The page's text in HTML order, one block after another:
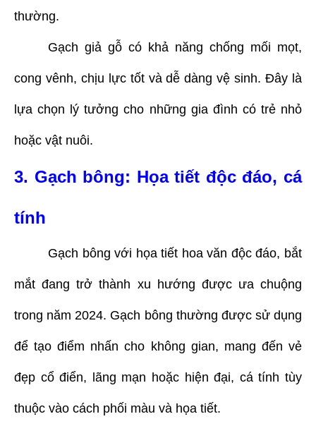
thường.
Gạch giả gỗ có khả năng chống mối mọt,
cong vênh, chịu lực tốt và dễ dàng vệ sinh. Đây là
lựa chọn lý tưởng cho những gia đình có trẻ nhỏ
hoặc vật nuôi.
3. Gạch bông: Họa tiết độc đáo, cá
tính
Gạch bông với họa tiết hoa văn độc đáo, bắt
mắt đang trở thành xu hướng được ưa chuộng
trong năm 2024. Gạch bông thường được sử dụng
để tạo điểm nhấn cho không gian, mang đến vẻ
đẹp cổ điển, lãng mạn hoặc hiện đại, cá tính tùy
thuộc vào cách phối màu và họa tiết.